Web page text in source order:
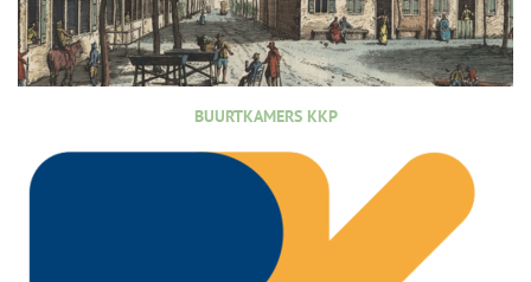
BUURTKAMERS KKP